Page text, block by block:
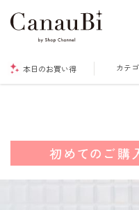
本日のお買い得 カテゴ